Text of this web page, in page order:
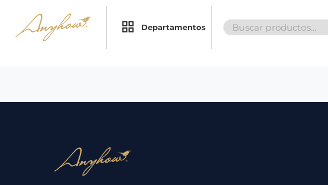
Departamentos
Search
for:
Promociones
Servicios
Inicio
Regalos